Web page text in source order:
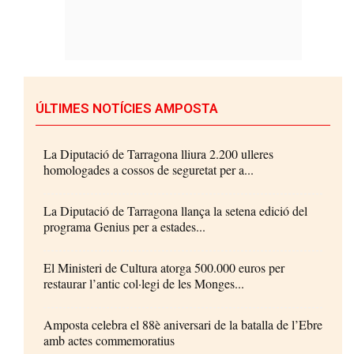
ÚLTIMES NOTÍCIES AMPOSTA
La Diputació de Tarragona lliura 2.200 ulleres
homologades a cossos de seguretat per a...
La Diputació de Tarragona llança la setena edició del
programa Genius per a estades...
El Ministeri de Cultura atorga 500.000 euros per
restaurar l’antic col·legi de les Monges...
Amposta celebra el 88è aniversari de la batalla de l’Ebre
amb actes commemoratius